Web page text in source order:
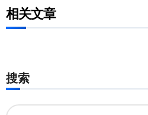
相关文章
搜索